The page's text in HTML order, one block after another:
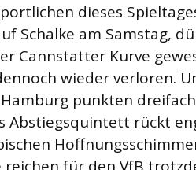
dieses
Schalke am Samstag,
Cannstatter Kurve
wieder verloren.
punkten
Abstiegsquintett rückt
reichen für den VfB